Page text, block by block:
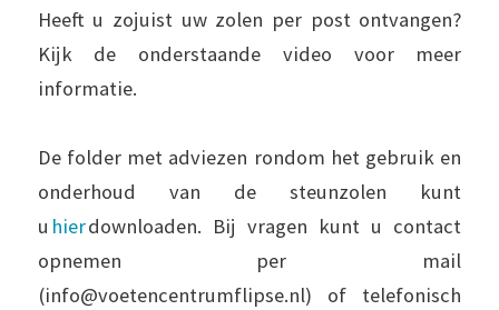
Heeft u zojuist uw zolen per post ontvangen?
Kijk de onderstaande video voor meer
informatie.
De folder met adviezen rondom het gebruik en
onderhoud van de steunzolen kunt
u hierdownloaden. Bij vragen kunt u contact
opnemen per mail
(info@voetencentrumflipse.nl) of telefonisch